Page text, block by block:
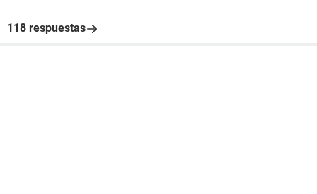
118 respuestas